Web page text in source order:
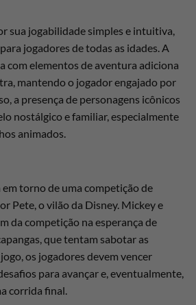
sua jogabilidade simples e intuitiva,
jogadores de todas as idades. A
com elementos de aventura adiciona
mantendo o jogador engajado por
a presença de personagens icônicos
nostálgico e familiar, especialmente
animados.
torno de uma competição de
Pete, o vilão da Disney. Mickey e
da competição na esperança de
que tentam sabotar as
os jogadores devem vencer
para avançar e, eventualmente,
corrida final.